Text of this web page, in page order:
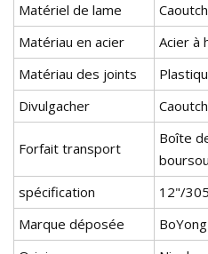
Matériel de lame
Matériau en acier
Acier à
Matériau des joints
Divulgacher
Forfait transport
Boîte
spécification
12"/
Marque déposée
BoYong